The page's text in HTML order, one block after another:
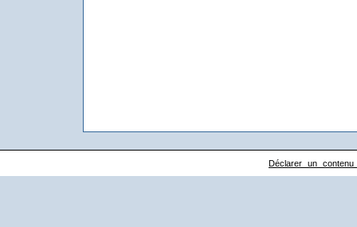
Déclarer un contenu